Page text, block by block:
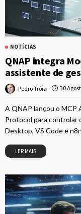
NOTÍCIAS
QNAP integra
assistente de
Pedro Tróia 30
A QNAP lançou o
Protocol para controlar
Desktop, VS Code e
LER MAIS